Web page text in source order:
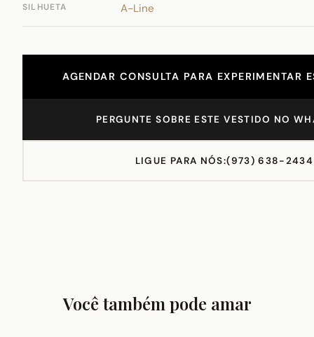
SILHUETA A-Line
AGENDAR CONSULTA PARA EXPERIMENTAR
PERGUNTE SOBRE ESTE VESTIDO NO
LIGUE PARA NÓS:(973) 638-2434
Você também pode amar